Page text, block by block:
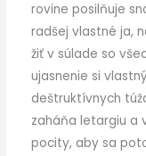
rovine posilňuje
radšej vlastné ja,
žiť v súlade so
ujasnenie si
deštruktívnych
zaháňa letargiu a
pocity, aby sa